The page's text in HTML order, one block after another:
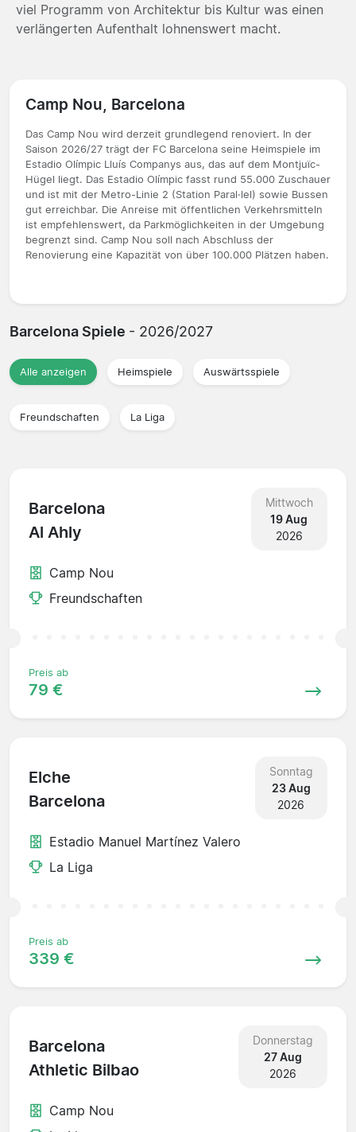
viel Programm von Architektur bis Kultur was einen
verlängerten Aufenthalt lohnenswert macht.
Camp Nou, Barcelona
Das Camp Nou wird derzeit grundlegend renoviert. In der
Saison 2026/27 trägt der FC Barcelona seine Heimspiele im
Estadio Olímpic Lluís Companys aus, das auf dem Montjuïc-
Hügel liegt. Das Estadio Olímpic fasst rund 55.000 Zuschauer
und ist mit der Metro-Linie 2 (Station Paral·lel) sowie Bussen
gut erreichbar. Die Anreise mit öffentlichen Verkehrsmitteln
ist empfehlenswert, da Parkmöglichkeiten in der Umgebung
begrenzt sind. Camp Nou soll nach Abschluss der
Renovierung eine Kapazität von über 100.000 Plätzen haben.
Barcelona Spiele - 2026/2027
Alle anzeigen Heimspiele Auswärtsspiele
Freundschaften La Liga
Barcelona
Al Ahly
Mittwoch
19 Aug
2026
Camp Nou
Freundschaften
Preis ab
79 €
Elche
Barcelona
Sonntag
23 Aug
2026
Estadio Manuel Martínez Valero
La Liga
Preis ab
339 €
Barcelona
Athletic Bilbao
Donnerstag
27 Aug
2026
Camp Nou